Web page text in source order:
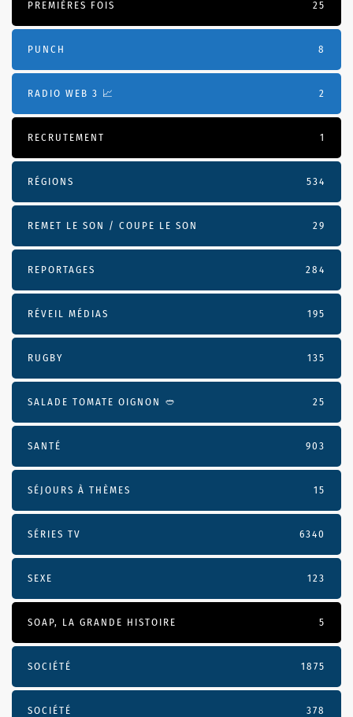
PREMIÈRES FOIS 25
PUNCH 8
RADIO WEB 3 📈 2
RECRUTEMENT 1
RÉGIONS 534
REMET LE SON / COUPE LE SON 29
REPORTAGES 284
RÉVEIL MÉDIAS 195
RUGBY 135
SALADE TOMATE OIGNON 🥙 25
SANTÉ 903
SÉJOURS À THÈMES 15
SÉRIES TV 6340
SEXE 123
SOAP, LA GRANDE HISTOIRE 5
SOCIÉTÉ 1875
SOCIÉTÉ 378